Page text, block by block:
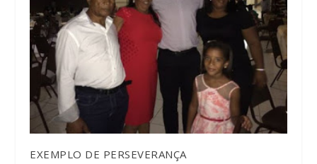
EXEMPLO DE PERSEVERANÇA